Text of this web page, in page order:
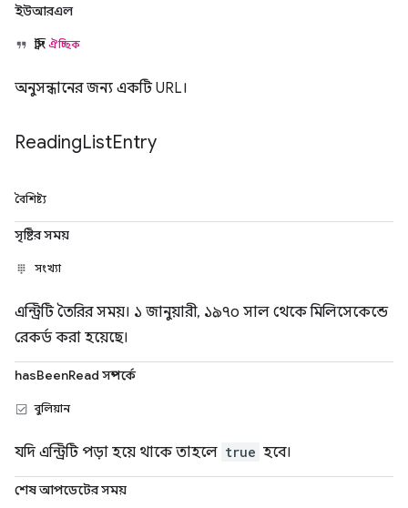
ইউআরএল
স্ট্রিংঐচ্ছিক
অনুসন্ধানের জন্য একটি URL।
ReadingListEntry
বৈশিষ্ট্য
সৃষ্টির সময়
সংখ্যা
এন্ট্রিটি তৈরির সময়। ১ জানুয়ারী, ১৯৭০ সাল থেকে মিলিসেকেন্ডে
রেকর্ড করা হয়েছে।
hasBeenRead সম্পর্কে
বুলিয়ান
যদি এন্ট্রিটি পড়া হয়ে থাকে তাহলে true হবে।
শেষ আপডেটের সময়